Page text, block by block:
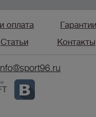
оплата
Статьи Контакты